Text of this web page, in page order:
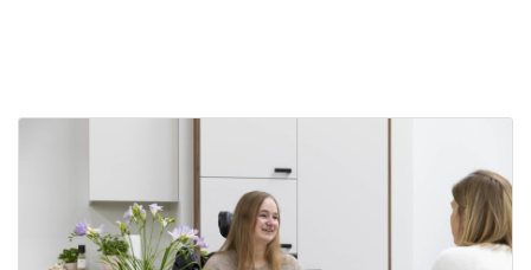
cuisines PMR